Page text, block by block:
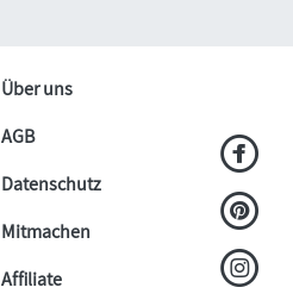
Über uns
AGB
Datenschutz
Mitmachen
Affiliate